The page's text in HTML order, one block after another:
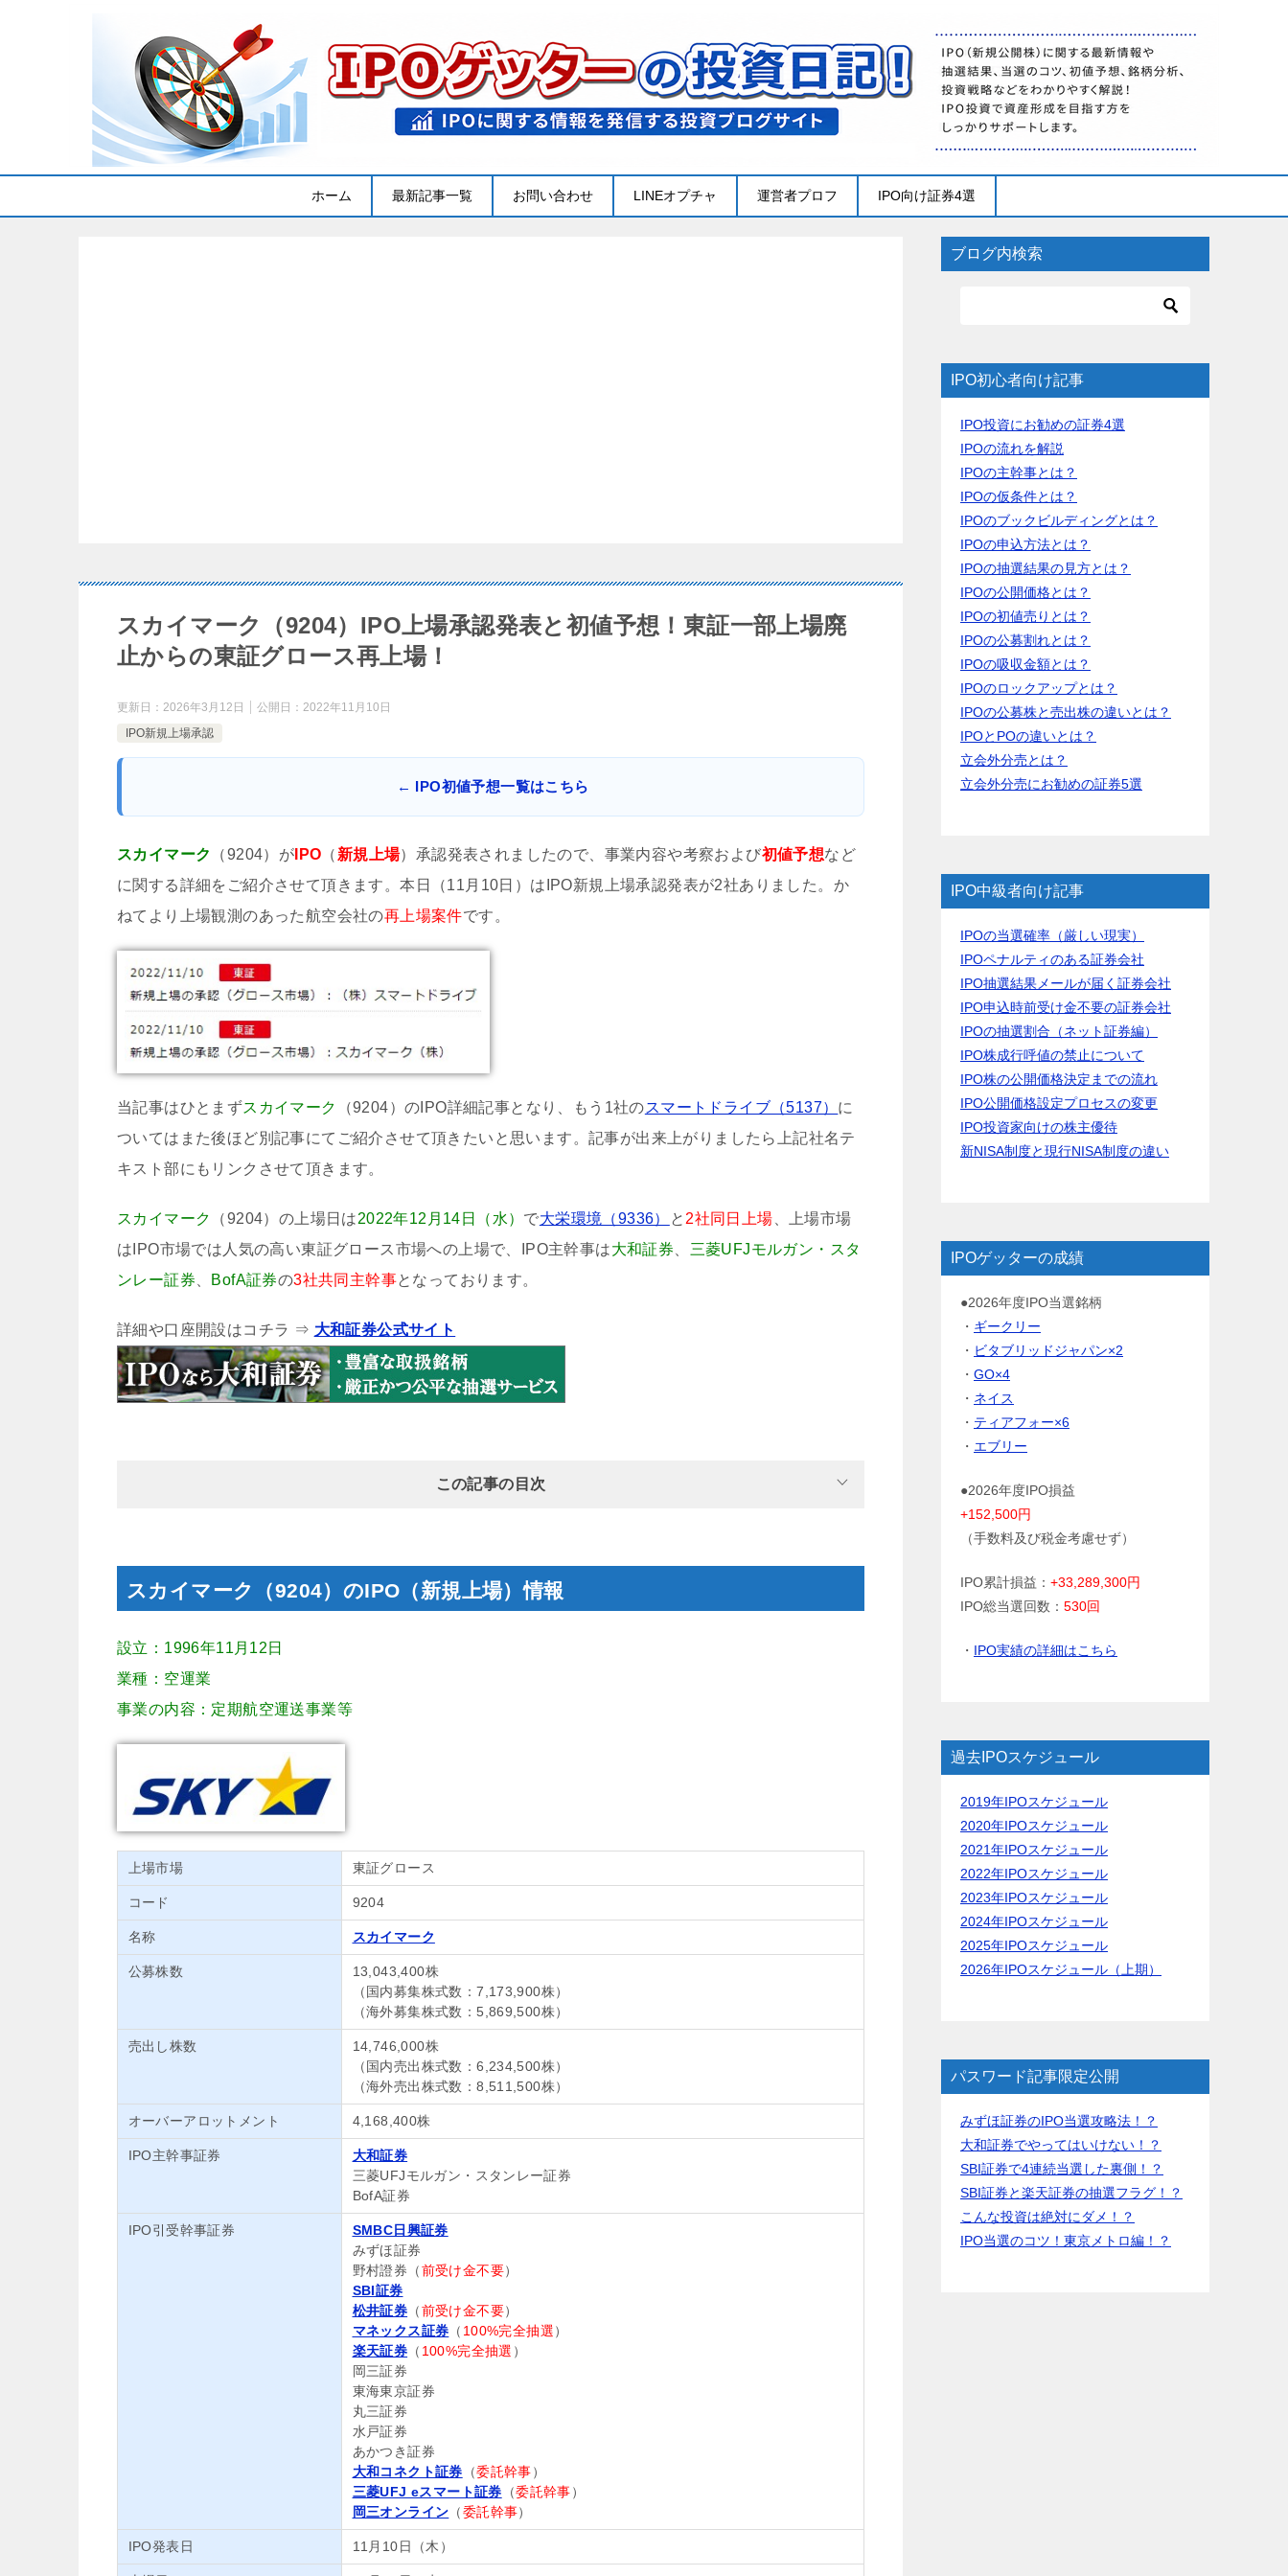
ホーム 最新記事一覧 お問い合わせ LINEオプチャ 運営者プロフ IPO向け証券4選
スカイマーク（9204）IPO上場承認発表と初値予想！東証一部上場廃
止からの東証グロース再上場！
更新日： 2026年3月12日 公開日： 2022年11月10日
IPO新規上場承認
← IPO初値予想一覧はこちら
スカイマーク （9204）が IPO （ 新規上場）承認発表されましたので、事業内容や考察および初値予想など
に関する詳細をご紹介させて頂きます。本日（11月10日）はIPO新規上場承認発表が2社ありました。か
ねてより上場観測のあった航空会社の再上場案件です。
当記事はひとまずスカイマーク （9204）のIPO詳細記事となり、もう1社のスマートドライブ（5137） に
ついてはまた後ほど別記事にてご紹介させて頂きたいと思います。記事が出来上がりましたら上記社名テ
キスト部にもリンクさせて頂きます。
スカイマーク （9204）の上場日は2022年12月14日（水） で大栄環境（9336） と 2社同日上場 、上場市場
はIPO市場では人気の高い東証グロース市場への上場で、IPO主幹事は大和証券
三菱UFJモルガン・スタ
ンレー証券
BofA証券の3社共同主幹事となっております。
詳細や口座開設はコチラ ⇒ 大和証券公式サイト
この記事の目次
スカイマーク（9204）のIPO（新規上場）情報
設立：1996年11月12日
業種：空運業
事業の内容：定期航空運送事業等
上場市場 東証グロース
コード 9204
名称 スカイマーク
公募株数
13,043,400株
（国内募集株式数：7,173,900株）
（海外募集株式数：5,869,500株）
売出し株数
14,746,000株
（国内売出株式数：6,234,500株）
（海外売出株式数：8,511,500株）
オーバーアロットメント 4,168,400株
IPO主幹事証券
大和証券
三菱UFJモルガン・スタンレー証券
BofA証券
IPO引受幹事証券
SMBC日興証券
みずほ証券
野村證券（前受け金不要）
SBI証券
松井証券 （前受け金不要）
マネックス証券 （ 100%完全抽選）
楽天証券 （ 100%完全抽選 ）
岡三証券
東海東京証券
丸三証券
水戸証券
あかつき証券
大和コネクト証券 （委託幹事）
三菱UFJ eスマート証券 （委託幹事）
岡三オンライン （委託幹事）
IPO発表日 11月10日（木）
ブログ内検索
IPO初心者向け記事
IPO投資にお勧めの証券4選
IPOの流れを解説
IPOの主幹事とは？
IPOの仮条件とは？
IPOのブックビルディングとは？
IPOの申込方法とは？
IPOの抽選結果の見方とは？
IPOの公開価格とは？
IPOの初値売りとは？
IPOの公募割れとは？
IPOの吸収金額とは？
IPOのロックアップとは？
IPOの公募株と売出株の違いとは？
IPOとPOの違いとは？
立会外分売とは？
立会外分売にお勧めの証券5選
IPO中級者向け記事
IPOの当選確率（厳しい現実）
IPOペナルティのある証券会社
IPO抽選結果メールが届く証券会社
IPO申込時前受け金不要の証券会社
IPOの抽選割合（ネット証券編）
IPO株成行呼値の禁止について
IPO株の公開価格決定までの流れ
IPO公開価格設定プロセスの変更
IPO投資家向けの株主優待
新NISA制度と現行NISA制度の違い
IPOゲッターの成績
●2026年度IPO当選銘柄
・ ギークリー
・ ビタブリッドジャパン×2
・ GO×4
・ ネイス
・ ティアフォー×6
・ エブリー
●2026年度IPO損益
+152,500円
（手数料及び税金考慮せず）
IPO累計損益： +33,289,300円
IPO総当選回数： 530回
・ IPO実績の詳細はこちら
過去IPOスケジュール
2019年IPOスケジュール
2020年IPOスケジュール
2021年IPOスケジュール
2022年IPOスケジュール
2023年IPOスケジュール
2024年IPOスケジュール
2025年IPOスケジュール
2026年IPOスケジュール（上期）
パスワード記事限定公開
みずほ証券のIPO当選攻略法！？
大和証券でやってはいけない！？
SBI証券で4連続当選した裏側！？
SBI証券と楽天証券の抽選フラグ！？
こんな投資は絶対にダメ！？
IPO当選のコツ！東京メトロ編！？